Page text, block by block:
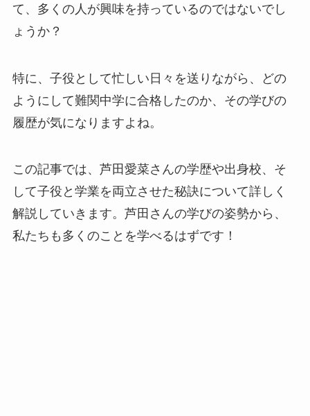
て、多くの人が興味を持っているのではないでし
ょうか？
特に、子役として忙しい日々を送りながら、どの
ようにして難関中学に合格したのか、その学びの
履歴が気になりますよね。
この記事では、芦田愛菜さんの学歴や出身校、そ
して子役と学業を両立させた秘訣について詳しく
解説していきます。芦田さんの学びの姿勢から、
私たちも多くのことを学べるはずです！